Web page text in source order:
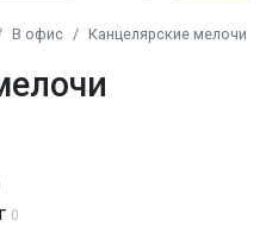
В офис Канцелярские мелочи
0